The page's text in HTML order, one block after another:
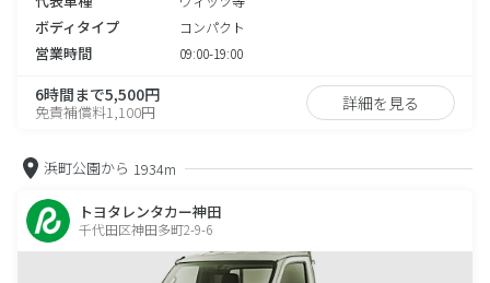
ボディタイプ コンパクト
営業時間 09:00-19:00
6時間まで5,500円
免責補償料1,100円 詳細を見る
浜町公園から 1934m
トヨタレンタカー神田
千代田区神田多町2-9-6